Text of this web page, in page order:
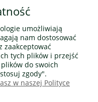
teksty, rysunki,
opublikowane na
prawom autorskim
elektroniczne
bez zezwolenia
umożliwiają
nam dostosować
zaakceptować
tych plików i przejść
do swoich
zgody".
w naszej Polityce